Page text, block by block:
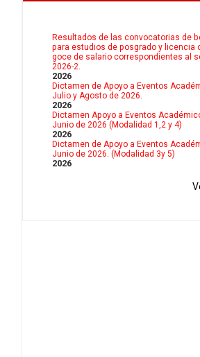
Resultados de las convocatorias de
para estudios de posgrado y licencia
goce de salario correspondientes al
2026-2.
2026
Dictamen de Apoyo a Eventos
Julio y Agosto de 2026.
2026
Dictamen Apoyo a Eventos
Junio de 2026 (Modalidad 1,2 y 4)
2026
Dictamen de Apoyo a Eventos
Junio de 2026. (Modalidad 3y 5)
2026